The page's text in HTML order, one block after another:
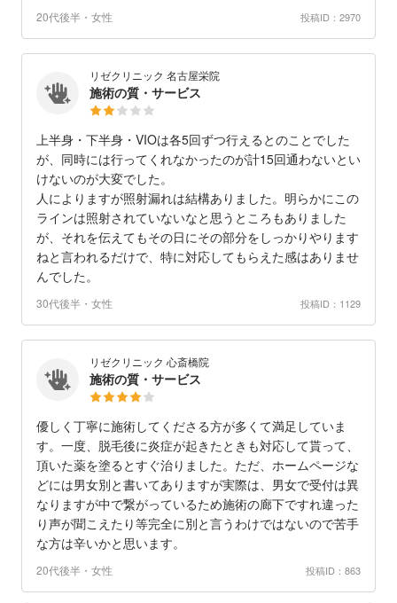
20代後半・女性 投稿ID：2970
リゼクリニック 名古屋栄院
施術の質・サービス
上半身・下半身・VIOは各5回ずつ行えるとのことでした
が、同時には行ってくれなかったのが計15回通わないとい
けないのが大変でした。
人によりますが照射漏れは結構ありました。明らかにこの
ラインは照射されていないなと思うところもありました
が、それを伝えてもその日にその部分をしっかりやります
ねと言われるだけで、特に対応してもらえた感はありませ
んでした。
30代後半・女性 投稿ID：1129
リゼクリニック 心斎橋院
施術の質・サービス
優しく丁寧に施術してくださる方が多くて満足していま
す。一度、脱毛後に炎症が起きたときも対応して貰って、
頂いた薬を塗るとすぐ治りました。ただ、ホームページな
どには男女別と書いてありますが実際は、男女で受付は異
なりますが中で繋がっているため施術の廊下ですれ違った
り声が聞こえたり等完全に別と言うわけではないので苦手
な方は辛いかと思います。
20代後半・女性 投稿ID：863